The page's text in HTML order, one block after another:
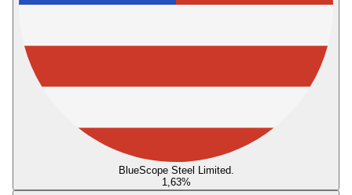
BlueScope Steel Limited.
1,63%